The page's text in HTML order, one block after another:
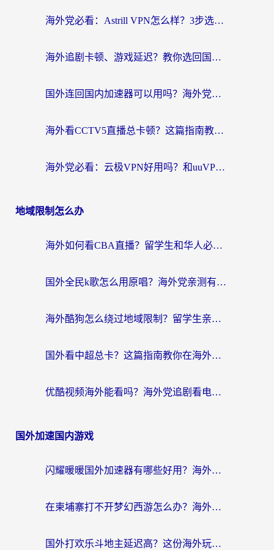
海外党必看：Astrill VPN怎么样？3步选对回国加速器实现无缝刷剧玩游戏
海外追剧卡顿、游戏延迟？教你选回国加速器，附免费加速器试用一小时福利
国外连回国内加速器可以用吗？海外党亲测实用指南，解决追剧游戏卡顿难题
海外看CCTV5直播总卡顿？这篇指南教你选对回国加速器，无缝刷国内资源
海外党必看：云极VPN好用吗？和uuVPN对比哪个回国效果更好？附真实体验+避坑指南
地域限制怎么办
海外如何看CBA直播？留学生和华人必看的无卡顿观赛指南
国外全民k歌怎么用原唱？海外党亲测有效的回国加速解决方案
海外酷狗怎么绕过地域限制？留学生亲测有效的回国加速器选择指南
国外看中超总卡？这篇指南教你在海外流畅看体育赛事+中文解说（附避坑技巧）
优酷视频海外能看吗？海外党追剧看电影的终极解决方案来了
国外加速国内游戏
闪耀暖暖国外加速器有哪些好用？海外党亲测的国服游戏加速终极指南
在柬埔寨打不开梦幻西游怎么办？海外玩家国服游戏加速终极指南
国外打欢乐斗地主延迟高？这份海外玩家国服游戏加速指南帮你解决卡顿烦恼